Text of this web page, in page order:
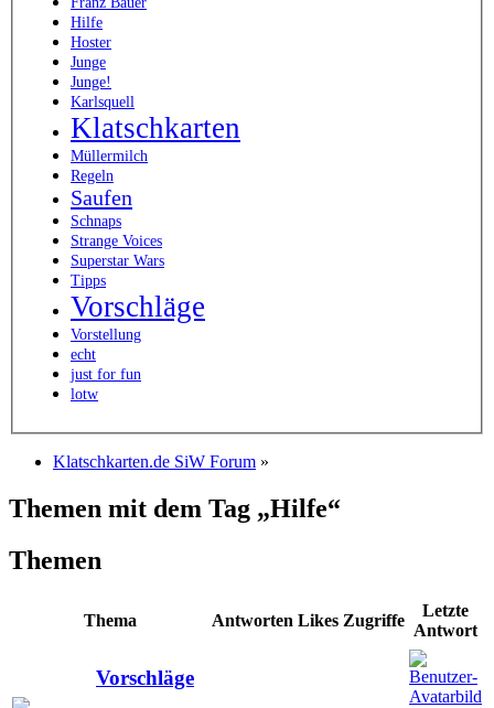
Hilfe
Hoster
Junge
Junge!
Karlsquell
Klatschkarten
Müllermilch
Regeln
Saufen
Schnaps
Strange Voices
Superstar Wars
Tipps
Vorschläge
Vorstellung
echt
just for fun
lotw
Klatschkarten.de SiW Forum »
Themen mit dem Tag „Hilfe“
Themen
Thema Antworten Likes Zugriffe
Letzte
Antwort
Vorschläge